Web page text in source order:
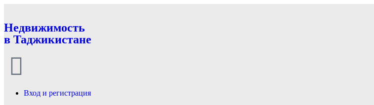
Недвижимость
в Таджикистане
Вход и регистрация